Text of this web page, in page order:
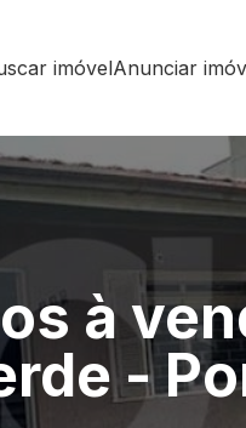
imóvelAnunciar
à
-